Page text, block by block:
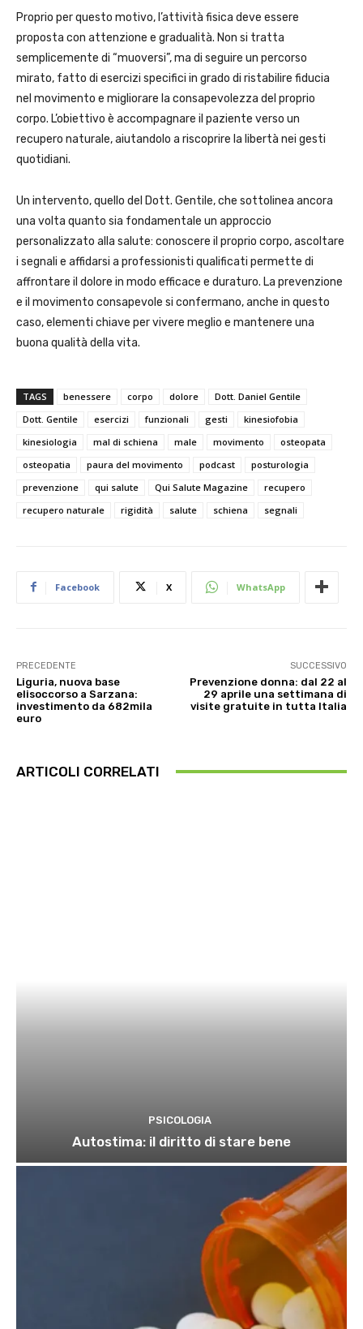
Proprio per questo motivo, l’attività fisica deve essere
proposta con attenzione e gradualità. Non si tratta
semplicemente di “muoversi”, ma di seguire un percorso
mirato, fatto di esercizi specifici in grado di ristabilire fiducia
nel movimento e migliorare la consapevolezza del proprio
corpo. L’obiettivo è accompagnare il paziente verso un
recupero naturale, aiutandolo a riscoprire la libertà nei gesti
quotidiani.
Un intervento, quello del Dott. Gentile, che sottolinea ancora
una volta quanto sia fondamentale un approccio
personalizzato alla salute: conoscere il proprio corpo, ascoltare
i segnali e affidarsi a professionisti qualificati permette di
affrontare il dolore in modo efficace e duraturo. La prevenzione
e il movimento consapevole si confermano, anche in questo
caso, elementi chiave per vivere meglio e mantenere una
buona qualità della vita.
TAGS benessere corpo dolore
Dott. Daniel Gentile
Dott. Gentile
esercizi funzionali gesti
kinesiofobia
kinesiologia
mal di schiena male movimento
osteopata
osteopatia
paura del movimento podcast
posturologia
prevenzione
qui salute Qui Salute Magazine
recupero
recupero naturale
rigidità salute schiena segnali
Facebook X WhatsApp
PRECEDENTE
Liguria, nuova base
elisoccorso a Sarzana:
investimento da 682mila
euro
SUCCESSIVO
Prevenzione donna: dal 22 al
29 aprile una settimana di
visite gratuite in tutta Italia
ARTICOLI CORRELATI
PSICOLOGIA
Autostima: il diritto di stare bene